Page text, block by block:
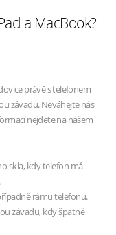
a MacBook?
právě s telefonem
závadu. Neváhejte nás
nejdete na našem
skla, kdy telefon má
rámu telefonu.
závadu, kdy špatně